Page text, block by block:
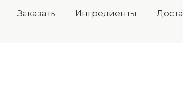
Заказать Ингредиенты